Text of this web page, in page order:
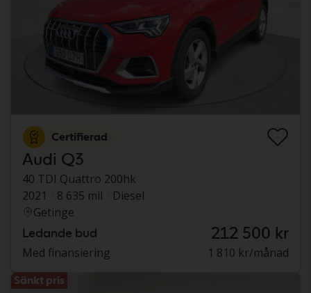
Certifierad
Audi Q3
40 TDI Quattro 200hk
2021
8 635 mil
Diesel
Getinge
Ledande bud 212 500 kr
Med finansiering 1 810 kr/månad
Sänkt pris